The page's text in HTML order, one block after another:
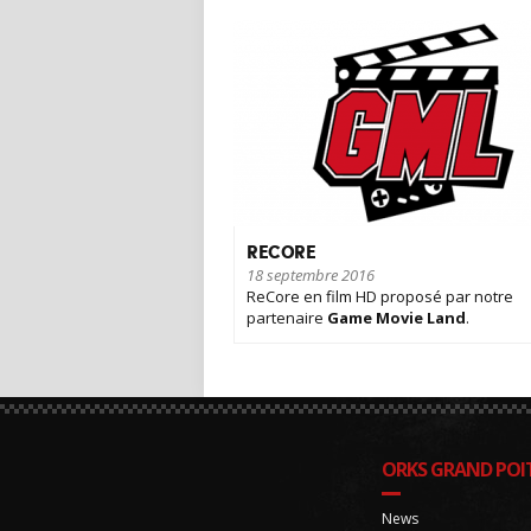
RECORE
18 septembre 2016
ReCore en film HD proposé par notre
partenaire Game Movie Land.
ORKS GRAND
News